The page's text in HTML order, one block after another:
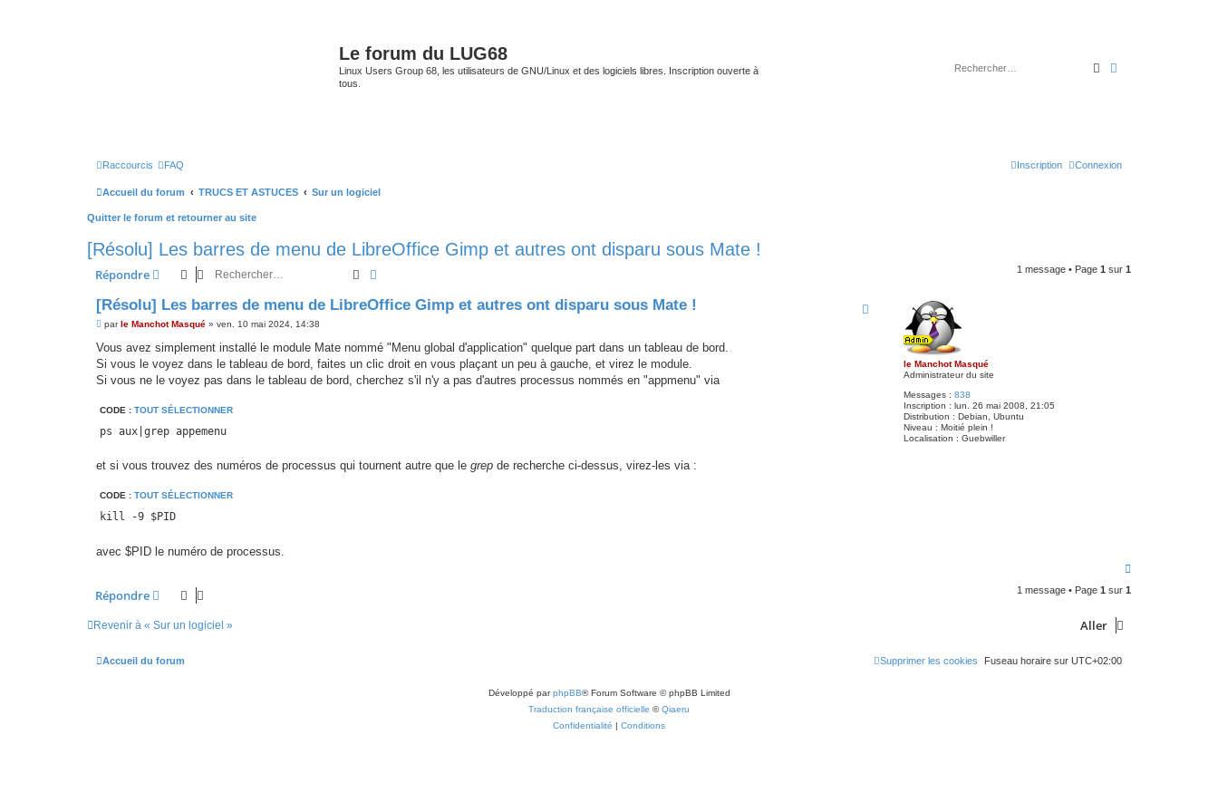
Le forum du LUG68
Linux Users Group 68, les utilisateurs de GNU/Linux et des logiciels libres. Inscription ouverte à
tous.
Rechercher
Raccourcis FAQ Connexion
Inscription
Accueil du forum TRUCS ET ASTUCES Sur un logiciel
Quitter le forum et retourner au site
[Résolu] Les barres de menu de LibreOffice Gimp et autres ont disparu sous Mate !
Répondre Rechercher 1 message • Page 1 sur 1
le Manchot Masqué
Administrateur du site
Messages : 838
Inscription : lun. 26 mai 2008, 21:05
Distribution : Debian, Ubuntu
Niveau : Moitié plein !
Localisation : Guebwiller
[Résolu] Les barres de menu de LibreOffice Gimp et autres ont disparu sous Mate !
M
s
a
g
parle Manchot Masqué » ven. 10 mai 2024, 14:38
Vous avez simplement installé le module Mate nommé "Menu global d'application" quelque part dans un tableau de bord.
Si vous le voyez dans le tableau de bord, faites un clic droit en vous plaçant un peu à gauche, et virez le module.
Si vous ne le voyez pas dans le tableau de bord, cherchez s'il n'y a pas d'autres processus nommés en "appmenu" via
CODE : TOUT SÉLECTIONNER
ps aux|grep appemenu
et si vous trouvez des numéros de processus qui tournent autre que le grep de recherche ci-dessus, virez-les via :
CODE : TOUT SÉLECTIONNER
kill -9 $PID
avec $PID le numéro de processus.
u
Répondre 1 message • Page 1 sur 1
Revenir à « Sur un logiciel » Aller
Accueil du forum Fuseau horaire sur UTC+02:00
Supprimer les cookies
Développé parphpBB® Forum Software © phpBB Limited
Traduction française officielle ©Qiaeru
Confidentialité | Conditions